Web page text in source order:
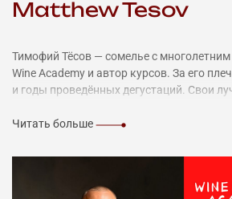
Matthew Tesov
Тимофий Тёсов — сомелье с
Wine Academy и автор курсов. За его
и годы проведённых дегустаций. Свои
Читать больше